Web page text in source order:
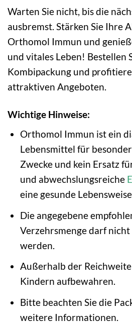
Warten Sie nicht, bis die
ausbremst. Stärken Sie Ihre
Orthomol Immun und
und vitales Leben! Bestellen
Kombipackung und
attraktiven Angeboten.
Wichtige Hinweise:
Orthomol Immun ist ein
Lebensmittel für
Zwecke und kein Ersatz
und abwechslungsreiche
eine gesunde
Die angegebene
Verzehrsmenge darf
werden.
Außerhalb der
Kindern aufbewahren.
Bitte beachten Sie die
weitere Informationen.